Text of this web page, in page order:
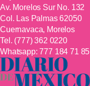
Av. Morelos Sur No. 132
Col. Las Palmas 62050
Cuernavaca, Morelos
Tel. (777) 362 0220
Whatsapp:777 184 71 85